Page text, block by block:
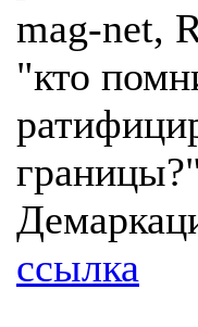
mag-net,
"кто
границы?"
ссылка